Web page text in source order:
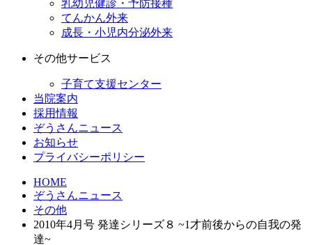
乳幼児健診・予防接種
てんかん外来
成長・小児内分泌外来
その他サービス
子育て支援センター
当院案内
採用情報
ぞうさんニュース
お知らせ
プライバシーポリシー
HOME
ぞうさんニュース
その他
2010年4月号 発達シリーズ８ ~1才前後からの自我の発
達~